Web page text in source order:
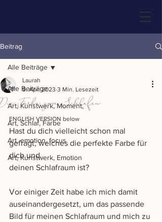
Beitrag
Alle Beiträge
Art, Kunstwerk, Moment,
Art, Schlaf, Farbe
Art, emotion, focus
Art, Kunstwerk, Emotion
Alle Beiträge
Die Farbe zum Schlafen
Laurah
9. Apr. 2023 3 Min. Lesezeit
ENGLISH VERSION below
Hast du dich vielleicht schon mal
gefragt, welches die perfekte Farbe für
dich und
deinen Schlafraum ist?
Vor einiger Zeit habe ich mich damit
auseinandergesetzt, um das passende
Bild für meinen Schlafraum und mich zu